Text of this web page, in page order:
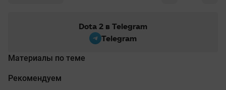
Dota 2 в Telegram
Telegram
Материалы по теме
Рекомендуем